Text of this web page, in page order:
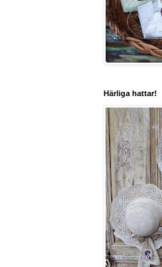
Härliga hattar!